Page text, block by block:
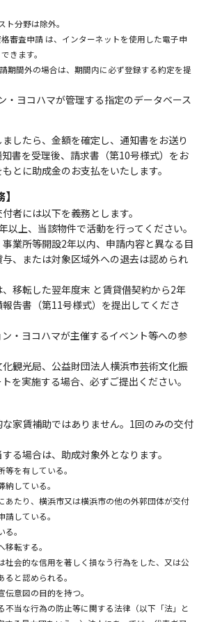
分野は除外。
審査申請 は、インターネットを使用した電子申
きます。
間外の場合は、期間内に必ず登録する約定を提
・ヨコハマが管理する指定のデータベース
ましたら、金額を確定し、通知書をお送り
知書を受理後、請求書（第10号様式）をお
もとに助成金のお支払をいたします。
者には以下を義務とします。
上、当該物件で活動を行ってください。
事業所等開設2年以内、申請内容と異なる目
与、または対象区域外への退去は認められ
移転した翌年度末 と賃貸借契約から2年
報告書（第11号様式）を提出してくださ
・ヨコハマが主催するイベント等への参
観光局、公益財団法人横浜市芸術文化振
トを実施する場合、必ずご提出ください。
な家賃補助ではありません。1回のみの交付
る場合は、助成対象外となります。
を有している。
している。
あたり、横浜市又は横浜市の他の外郭団体が交付
請している。
。
転する。
社会的な信用を著しく損なう行為をした、又は公
ると認められる。
意図の目的を持つ。
不当な行為の防止等に関する法律（以下「法」と